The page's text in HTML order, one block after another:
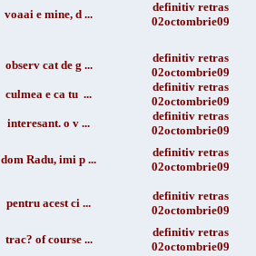
voaai e mine, d ...
definitiv retras
02octombrie09
observ cat de g ...
definitiv retras
02octombrie09
culmea e ca tu ...
definitiv retras
02octombrie09
interesant. o v ...
definitiv retras
02octombrie09
dom Radu, imi p ...
definitiv retras
02octombrie09
pentru acest ci ...
definitiv retras
02octombrie09
trac? of course ...
definitiv retras
02octombrie09